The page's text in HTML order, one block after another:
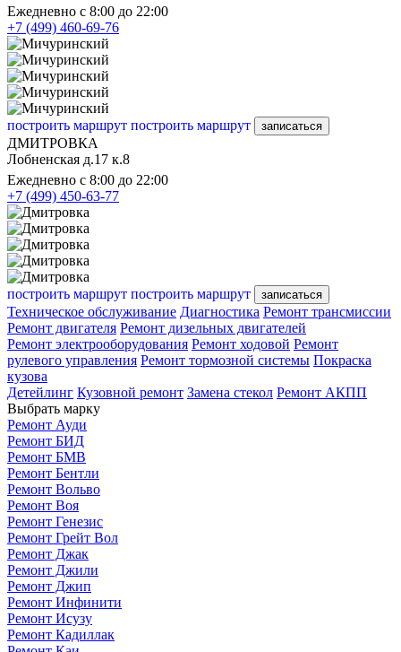
Ежедневно с 8:00 до 22:00
+7 (499) 460-69-76
построить маршрут построить маршрут записаться
ДМИТРОВКА
Лобненская д.17 к.8
Ежедневно с 8:00 до 22:00
+7 (499) 450-63-77
построить маршрут построить маршрут записаться
Техническое обслуживание Диагностика Ремонт трансмиссии
Ремонт двигателя Ремонт дизельных двигателей
Ремонт электрооборудования Ремонт ходовой Ремонт
рулевого управления Ремонт тормозной системы Покраска
кузова
Детейлинг Кузовной ремонт Замена стекол Ремонт АКПП
Выбрать марку
Ремонт Ауди
Ремонт БИД
Ремонт БМВ
Ремонт Бентли
Ремонт Вольво
Ремонт Воя
Ремонт Генезис
Ремонт Грейт Вол
Ремонт Джак
Ремонт Джили
Ремонт Джип
Ремонт Инфинити
Ремонт Исузу
Ремонт Кадиллак